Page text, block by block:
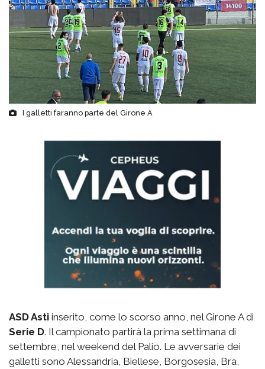
I galletti faranno parte del Girone A
ASD Asti inserito, come lo scorso anno, nel Girone A di
Serie D. Il campionato partirà la prima settimana di
settembre, nel weekend del Palio. Le avversarie dei
galletti sono Alessandria, Biellese, Borgosesia, Bra,